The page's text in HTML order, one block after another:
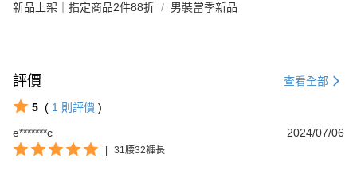
新品上架｜指定商品2件88折 男裝當季新品
評價 查看全部
5 ( 1 則評價 )
e*******c
2024/07/06
31腰32褲長